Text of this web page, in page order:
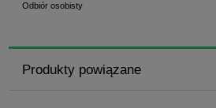
Odbiór osobisty
Produkty powiązane